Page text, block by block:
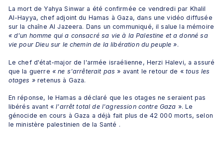
La mort de Yahya Sinwar a été confirmée ce vendredi par Khalil
Al-Hayya, chef adjoint du Hamas à Gaza, dans une vidéo diffusée
« d'un homme qui a consacré sa vie à la Palestine et a donné sa
vie pour Dieu sur le chemin de la libération du peuple ».
Le chef d'état-major de l'armée israélienne, Herzi Halevi, a assuré
que la guerre « ne s'arrêterait pas » avant le retour de « tous les
otages » retenus à Gaza.
En réponse, le Hamas a déclaré que les otages ne seraient pas
libérés avant « l'arrêt total de l'agression contre Gaza ». Le
génocide en cours à Gaza a déjà fait plus de 42 000 morts, selon
le ministère palestinien de la Santé .